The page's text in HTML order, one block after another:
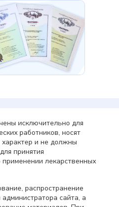
исключительно для
работников, носят
и не должны
принятия
лекарственных
распространение
сайта, а